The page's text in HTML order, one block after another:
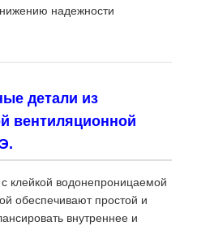
надежности
детали из
вентиляционной
клейкой водонепроницаемой
обеспечивают простой и
внутреннее и